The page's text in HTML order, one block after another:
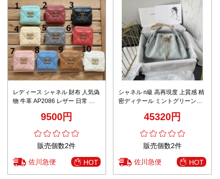
レディース シャネル 財布 人気偽
物 牛革 AP2086 レザー 日常 シ
9500円
販売個数2件
佐川急便 HOT
シャネル n級 高再現度 上質感 精
密ディテール ミントグリーンレ
45320円
販売個数2件
佐川急便 HOT